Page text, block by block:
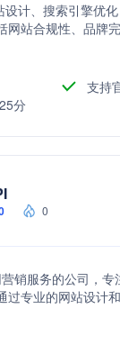
计、搜索引擎优
网站合规性、品牌
支持
分
0
销服务的公司，
过专业的网站设计